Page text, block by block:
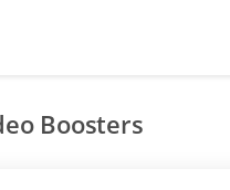
Boosters